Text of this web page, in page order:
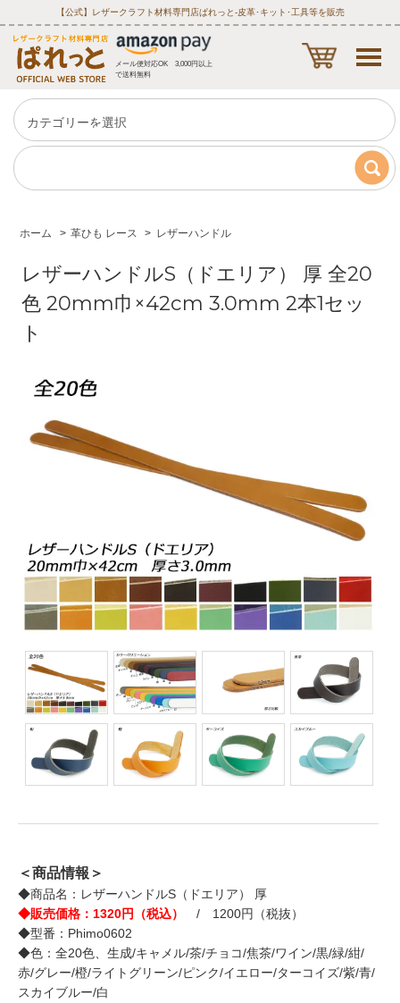
【公式】レザークラフト材料専門店ぱれっと‐皮革･キット･工具等を販売
メール便対応OK 3,000円以上
で送料無料
ホーム > 革ひも レース > レザーハンドル
レザーハンドルS（ドエリア） 厚 全20
色 20mm巾×42cm 3.0mm 2本1セッ
ト
＜商品情報＞
◆商品名：レザーハンドルS（ドエリア） 厚
◆販売価格：1320円（税込）
/ 1200円（税抜）
◆型番：Phimo0602
◆色：全20色、生成/キャメル/茶/チョコ/焦茶/ワイン/黒/緑/紺/
赤/グレー/橙/ライトグリーン/ピンク/イエロー/ターコイズ/紫/青/
スカイブルー/白